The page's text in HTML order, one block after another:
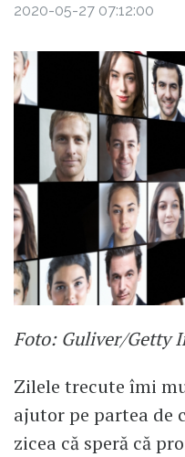
2020-05-27 07:12:00
Foto: Guliver/Getty
Zilele trecute îmi
ajutor pe partea de
zicea că speră că